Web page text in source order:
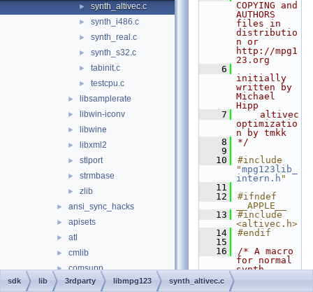
► synth_altivec.c
► synth_i486.c
► synth_real.c
► synth_s32.c
► tabinit.c
► testcpu.c
► libsamplerate
► libwin-iconv
► libwine
► libxml2
► stlport
► strmbase
► zlib
► ansi_sync_hacks
► apisets
► atl
► cmlib
► comsupp
► conutils
COPYING and
AUTHORS
files in
distributio
n or
http://mpg1
23.org
    6
initially
written by
Michael
Hipp
    7
    altivec
optimizatio
n by tmkk
    8
*/
    9
   10
#include
"mpg123lib_
intern.h "
   11
   12
#ifndef
__APPLE__
   13
#include
<altivec.h>
   14
#endif
   15
   16
/* A macro
for normal
synth
sdk lib 3rdparty libmpg123 synth_altivec.c